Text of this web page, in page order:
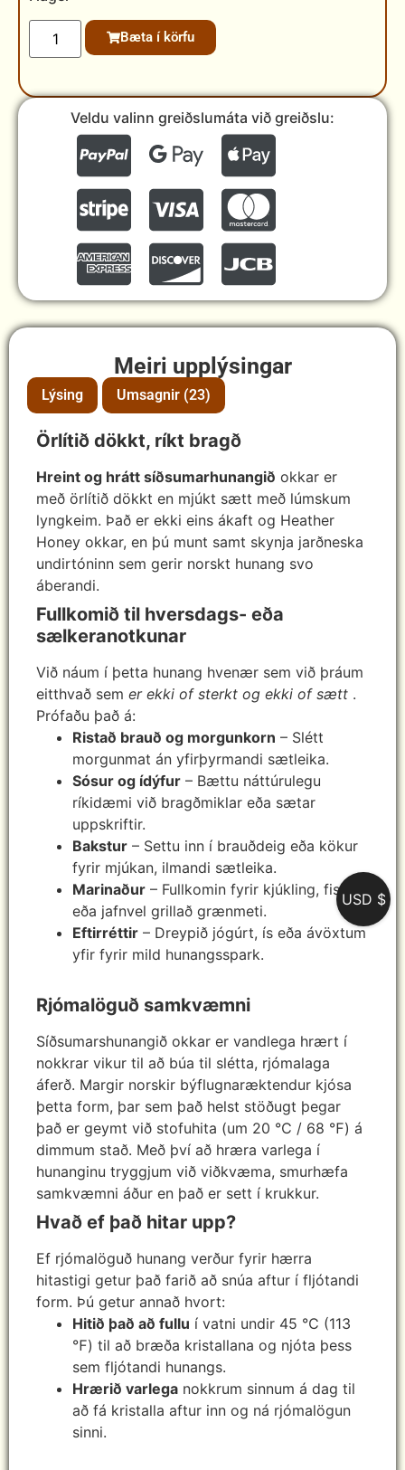
Bæta í körfu
Veldu valinn greiðslumáta við greiðslu:
Meiri upplýsingar
Lýsing Umsagnir (23)
Örlítið dökkt, ríkt bragð
Hreint og hrátt síðsumarhunangið okkar er
með örlítið dökkt en mjúkt sætt með lúmskum
lyngkeim. Það er ekki eins ákaft og Heather
Honey okkar, en þú munt samt skynja jarðneska
undirtóninn sem gerir norskt hunang svo
áberandi.
Fullkomið til hversdags- eða
sælkeranotkunar
Við náum í þetta hunang hvenær sem við þráum
eitthvað sem er ekki of sterkt og ekki of sætt .
Prófaðu það á:
Ristað brauð og morgunkorn – Slétt
morgunmat án yfirþyrmandi sætleika.
Sósur og ídýfur – Bættu náttúrulegu
ríkidæmi við bragðmiklar eða sætar
uppskriftir.
Bakstur – Settu inn í brauðdeig eða kökur
fyrir mjúkan, ilmandi sætleika.
Marinaður – Fullkomin fyrir kjúkling, fisk
eða jafnvel grillað grænmeti.
Eftirréttir – Dreypið jógúrt, ís eða ávöxtum
yfir fyrir mild hunangsspark.
Rjómalöguð samkvæmni
Síðsumarshunangið okkar er vandlega hrært í
nokkrar vikur til að búa til slétta, rjómalaga
áferð. Margir norskir býflugnaræktendur kjósa
þetta form, þar sem það helst stöðugt þegar
það er geymt við stofuhita (um 20 ℃ / 68 ℉) á
dimmum stað. Með því að hræra varlega í
hunanginu tryggjum við viðkvæma, smurhæfa
samkvæmni áður en það er sett í krukkur.
Hvað ef það hitar upp?
Ef rjómalöguð hunang verður fyrir hærra
hitastigi getur það farið að snúa aftur í fljótandi
form. Þú getur annað hvort:
Hitið það að fullu í vatni undir 45 ℃ (113
℉) til að bræða kristallana og njóta þess
sem fljótandi hunangs.
Hrærið varlega nokkrum sinnum á dag til
að fá kristalla aftur inn og ná rjómalögun
sinni.
USD $